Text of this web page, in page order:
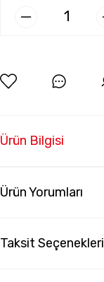
Ürün Bilgisi
Ürün Yorumları
Taksit Seçenekleri